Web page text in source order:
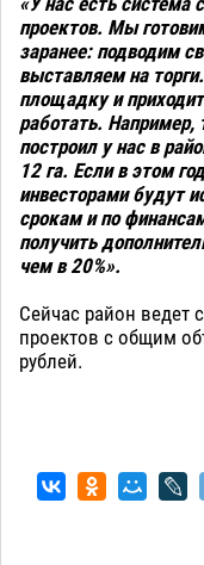
проектов. Мы
заранее: подводим
выставляем на
площадку и
работать.
построил у нас в
12 га. Если в этом
инвесторами будут
срокам и по
получить
чем в 20%».
Сейчас район ведет
проектов с общим
рублей.